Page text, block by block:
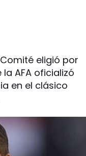
Comité eligió por
AFA oficializó
en el clásico